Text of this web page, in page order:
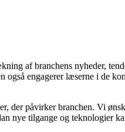
af branchens nyheder,
engagerer læserne i de
der påvirker branchen. Vi
nye tilgange og teknologier